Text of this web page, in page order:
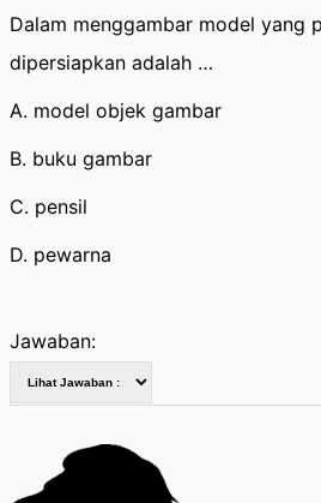
Dalam menggambar model yang
dipersiapkan adalah …
A. model objek gambar
B. buku gambar
C. pensil
D. pewarna
Jawaban: